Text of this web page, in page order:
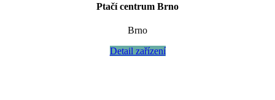
Ptačí centrum Brno
Brno
Detail zařízení